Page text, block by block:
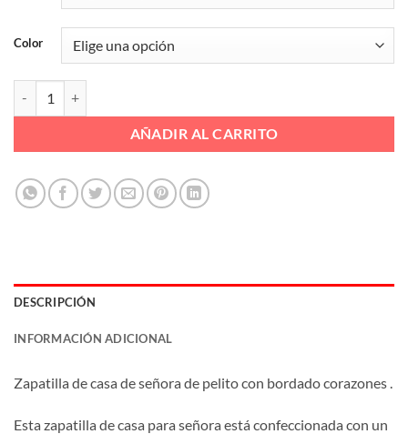
Color
AÑADIR AL CARRITO
DESCRIPCIÓN
INFORMACIÓN ADICIONAL
Zapatilla de casa de señora de pelito con bordado corazones .
Esta zapatilla de casa para señora está confeccionada con un